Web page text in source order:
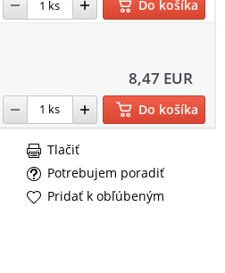
Do košíka
8,47 EUR
Do košíka
Potrebujem poradiť
Tlačiť
Pridať k obľúbeným